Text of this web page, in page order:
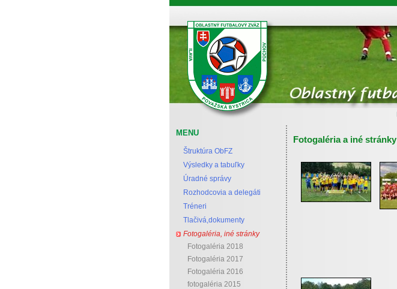
MENU
Štruktúra ObFZ
Výsledky a tabuľky
Úradné správy
Rozhodcovia a delegáti
Tréneri
Tlačivá,dokumenty
Fotogaléria, iné stránky
Fotogaléria 2018
Fotogaléria 2017
Fotogaléria 2016
fotogaléria 2015
Fotogaléria a iné stránky